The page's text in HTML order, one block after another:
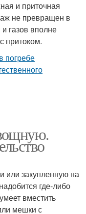
и приточная
не превращен в
газов вполне
притоком.
закупленную на
где-либо
вместить
мешки с